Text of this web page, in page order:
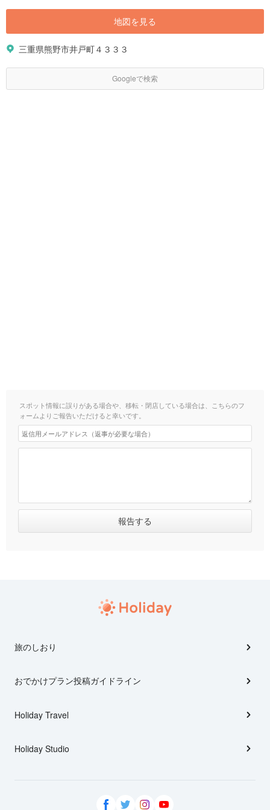
地図を見る
三重県熊野市井戸町４３３３
Googleで検索
スポット情報に誤りがある場合や、移転・閉店している場合は、こちらのフ
ォームよりご報告いただけると幸いです。
旅のしおり
おでかけプラン投稿ガイドライン
Holiday Travel
Holiday Studio